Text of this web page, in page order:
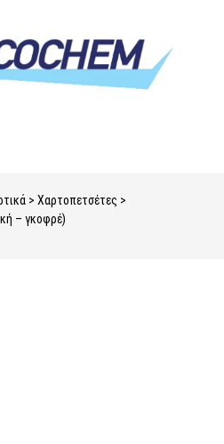
> Χαρτοπετσέτες >
– γκοφρέ)